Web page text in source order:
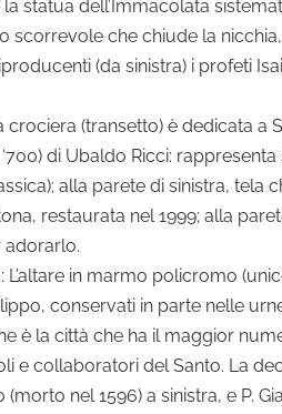
statua dell’Immacolata
scorrevole che chiude la
(da sinistra) i profeti
crociera (transetto) è dedicata a
di Ubaldo Ricci:
alla parete di sinistra, tela
restaurata nel 1999; alla
adorarlo.
L’altare in marmo policromo
conservati in parte nelle
è la città che ha il maggior
e collaboratori del Santo. La
(morto nel 1596) a sinistra, e P.